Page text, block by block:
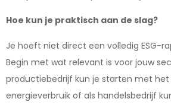
Hoe kun je praktisch aan de slag?
Je hoeft niet direct een volledig ESG-
Begin met wat relevant is voor jouw
productiebedrijf kun je starten met
energieverbruik of als handelsbedrijf